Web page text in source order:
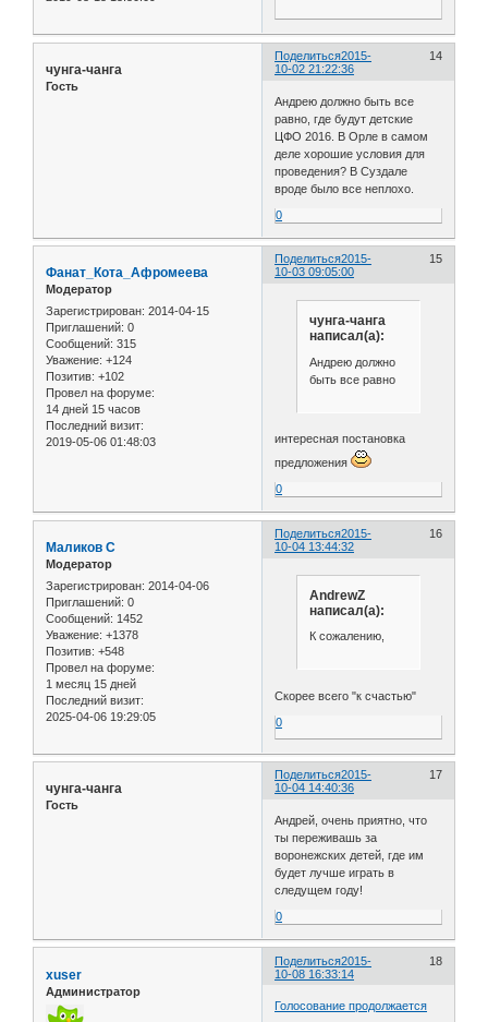
Поделиться 14
2015-
10-02 21:22:36
чунга-чанга
Гость
Андрею должно быть все
равно, где будут детские
ЦФО 2016. В Орле в самом
деле хорошие условия для
проведения? В Суздале
вроде было все неплохо.
0
Поделиться 15
2015-
10-03 09:05:00
Фанат_Кота_Афромеева
Модератор
Зарегистрирован: 2014-04-15
Приглашений: 0
Сообщений: 315
Уважение: +124
Позитив: +102
Провел на форуме:
14 дней 15 часов
Последний визит:
2019-05-06 01:48:03
чунга-чанга
написал(а):
Андрею должно
быть все равно
интересная постановка
предложения
0
Поделиться 16
2015-
10-04 13:44:32
Маликов С
Модератор
Зарегистрирован: 2014-04-06
Приглашений: 0
Сообщений: 1452
Уважение: +1378
Позитив: +548
Провел на форуме:
1 месяц 15 дней
Последний визит:
2025-04-06 19:29:05
AndrewZ
написал(а):
К сожалению,
Скорее всего "к счастью"
0
Поделиться 17
2015-
10-04 14:40:36
чунга-чанга
Гость
Андрей, очень приятно, что
ты переживашь за
воронежских детей, где им
будет лучше играть в
следущем году!
0
Поделиться 18
2015-
10-08 16:33:14
xuser
Администратор
Голосование продолжается